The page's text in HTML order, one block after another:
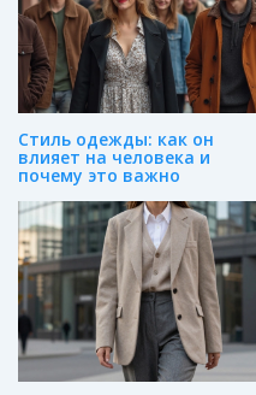
Стиль одежды: как он
влияет на человека и
почему это важно